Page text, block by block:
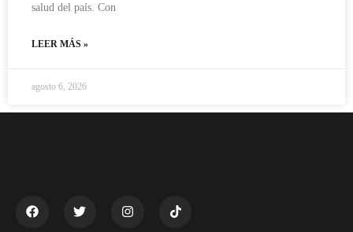
salud del país. Con
LEER MÁS »
agosto 6, 2026